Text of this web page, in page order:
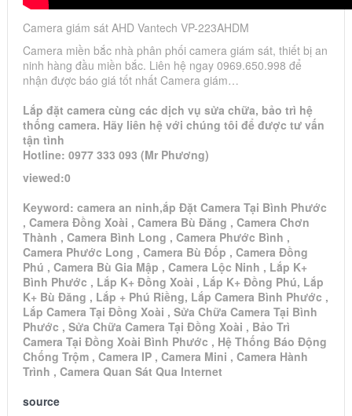
Camera giám sát AHD Vantech VP-223AHDM
Camera miền bắc nhà phân phối camera giám sát, thiết bị an
ninh hàng đầu miền bắc. Liên hệ ngay 0969.650.998 để
nhận được báo giá tốt nhất Camera giám…
Lắp đặt camera cùng các dịch vụ sửa chữa, bảo trì hệ
thống camera. Hãy liên hệ với chúng tôi để được tư vấn
tận tình
Hotline: 0977 333 093 (Mr Phương)
viewed:0
Keyword: camera an ninh,ắp Đặt Camera Tại Bình Phước
, Camera Đồng Xoài , Camera Bù Đăng , Camera Chơn
Thành , Camera Bình Long , Camera Phước Bình ,
Camera Phước Long , Camera Bù Đốp , Camera Đồng
Phú , Camera Bù Gia Mập , Camera Lộc Ninh , Lắp K+
Bình Phước , Lắp K+ Đồng Xoài , Lắp K+ Đồng Phú, Lắp
K+ Bù Đăng , Lắp + Phú Riềng, Lắp Camera Bình Phước ,
Lắp Camera Tại Đồng Xoài , Sửa Chữa Camera Tại Bình
Phước , Sửa Chữa Camera Tại Đồng Xoài , Bảo Trì
Camera Tại Đồng Xoài Bình Phước , Hệ Thống Báo Động
Chống Trộm , Camera IP , Camera Mini , Camera Hành
Trình , Camera Quan Sát Qua Internet
source